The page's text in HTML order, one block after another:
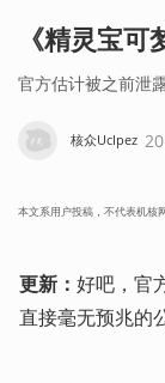
《精灵宝
官方估计被之前泄
核众UcIpez
本文系用户投稿，不代表机核
更新：好吧，官
直接毫无预兆的